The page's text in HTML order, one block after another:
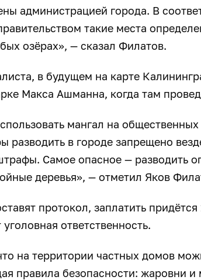
администрацией города. В
такие места
озёрах», — сказал Филатов.
в будущем на карте
Макса Ашманна, когда там
мангал на
разводить в городе запрещено
Самое опасное — разводить
деревья», — отметил Яков
протокол, заплатить
ответственность.
на территории частных домов
правила безопасности: жаровни